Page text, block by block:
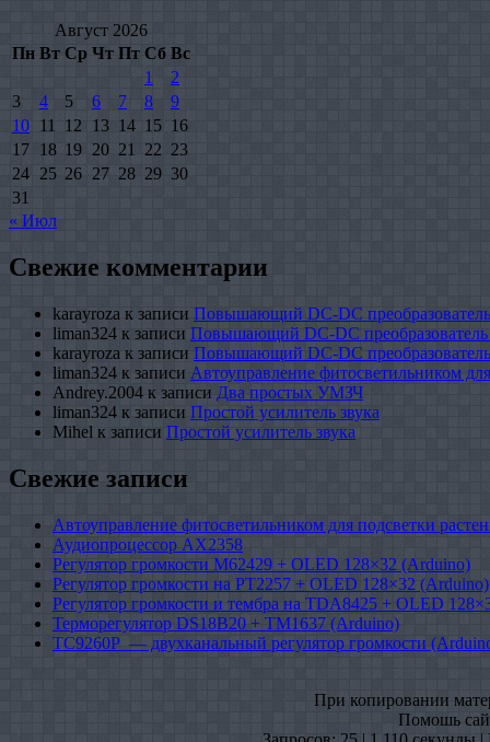
Август 2026
Пн Вт Ср Чт Пт Сб Вс
1
2
3
4 5 6 7 8
9
10 11 12 13 14 15 16
17
18 19 20 21 22 23
24 25 26 27 28 29 30
31
« Июл
Свежие комментарии
karayroza к записи Повышающий DC-DC
liman324 к записи Повышающий DC-DC
karayroza к записи Повышающий DC-DC
liman324 к записи Автоуправление фитосветильником
Andrey.2004 к записи Два простых УМЗЧ
liman324 к записи Простой усилитель звука
Mihel к записи Простой усилитель звука
Свежие записи
Автоуправление фитосветильником для подсветки
Аудиопроцессор AX2358
Регулятор громкости M62429 + OLED 128×32 (Arduino)
Регулятор громкости на PT2257 + OLED 128×32 (Arduino)
Регулятор громкости и тембра на TDA8425 + OLED
Терморегулятор DS18B20 + TM1637 (Arduino)
TC9260P — двухканальный регулятор громкости
При копировании
Помошь